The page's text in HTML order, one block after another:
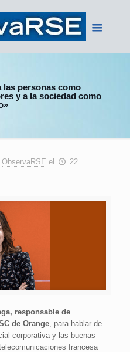
las personas como
y a la sociedad como
ObservaRSE el
22
responsable de
de Orange , para hablar de
corporativa y las buenas
francesa